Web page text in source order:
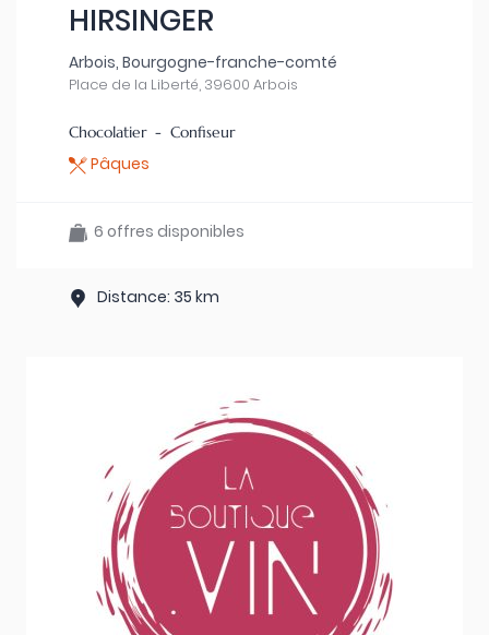
HIRSINGER
Arbois, Bourgogne-franche-comté
Place de la Liberté, 39600 Arbois
Chocolatier - Confiseur
Pâques
6 offres disponibles
Distance: 35 km